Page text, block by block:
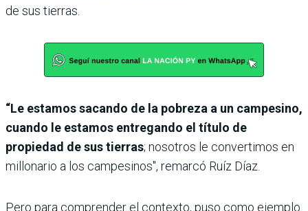
de sus tierras.
“Le estamos sacando de la pobreza a un campesino,
cuando le estamos entregando el título de
propiedad de sus tierras; nosotros le convertimos en
millonario a los campesinos", remarcó Ruíz Díaz.
Pero para comprender el contexto, puso como ejemplo